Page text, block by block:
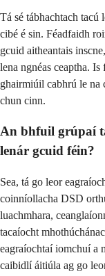
Tá sé tábhachtach tacú
cibé é sin. Féadfaidh
gcuid aitheantais
lena ngnéas ceaptha.
ghairmiúil cabhrú le na
chun cinn.
An bhfuil grúpaí
lenár gcuid féin?
Sea, tá go leor
coinníollacha DSD
luachmhara,
tacaíocht
eagraíochtaí iomchuí a
caibidlí áitiúla ag go